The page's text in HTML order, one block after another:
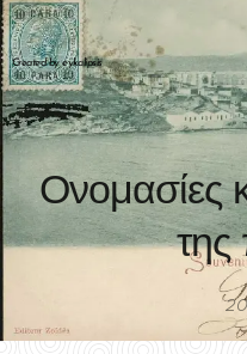
Created by eykalipsis
Ονομασίες
της